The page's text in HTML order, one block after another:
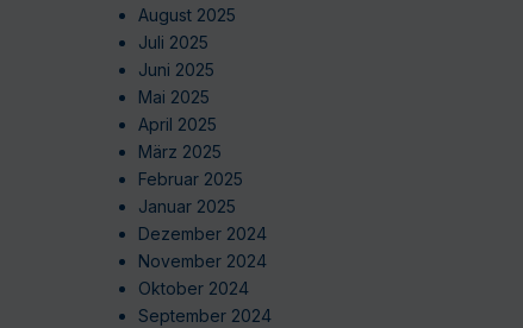
August 2025
Juli 2025
Juni 2025
Mai 2025
April 2025
März 2025
Februar 2025
Januar 2025
Dezember 2024
November 2024
Oktober 2024
September 2024